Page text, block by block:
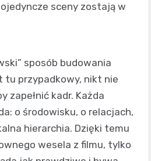
sceny zostają w
sposób budowania
tu przypadkowy, nikt nie
zapełnić kadr. Każda
o środowisku, o relacjach,
hierarchia. Dzięki temu
wesela z filmu, tylko